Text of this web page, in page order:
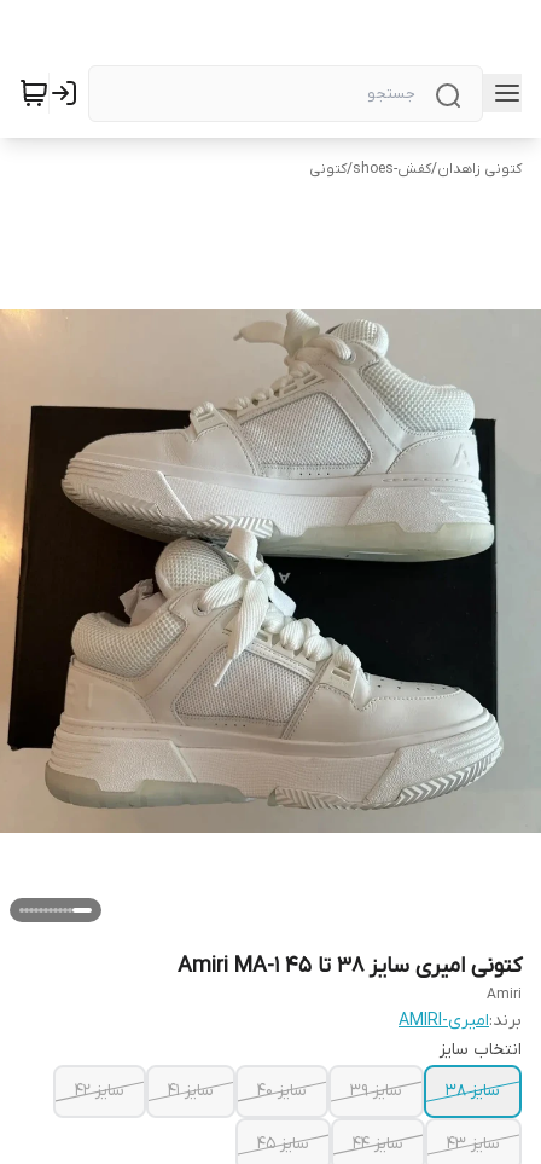
کتونی زاهدان/کفش-shoes /کتونی
کتونی امیری سایز ۳۸ تا ۴۵ Amiri MA-1
Amiri
برند:امیری-AMIRI
انتخاب سایز
سایز ۳۸
سایز ۳۹ سایز ۴۰ سایز ۴۱ سایز ۴۲
سایز ۴۳ سایز ۴۴ سایز ۴۵